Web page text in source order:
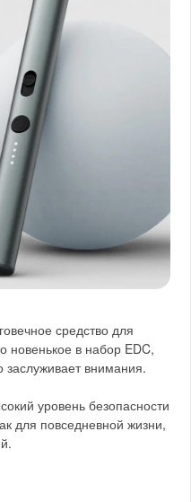
средство для
новенькое в набор EDC,
заслуживает внимания.
уровень безопасности
для повседневной жизни,